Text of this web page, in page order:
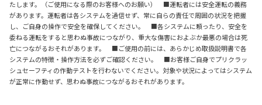
たします。（ご使用になる際のお客様へのお願い） ■運転者には安全運転の義務
があります。運転者は各システムを過信せず、常に自らの責任で周囲の状況を把握
し、ご自身の操作で安全を確保してください。 ■各システムに頼ったり、安全を
委ねる運転をすると思わぬ事故につながり、重大な傷害におよぶか最悪の場合は死
亡につながるおそれがあります。 ■ご使用の前には、あらかじめ取扱説明書で各
システムの特徴・操作方法を必ずご確認ください。 ■お客様ご自身でプリクラッ
シュセーフティの作動テストを行わないでください。対象や状況によってはシステム
が正常に作動せず、思わぬ事故につながるおそれがあります。